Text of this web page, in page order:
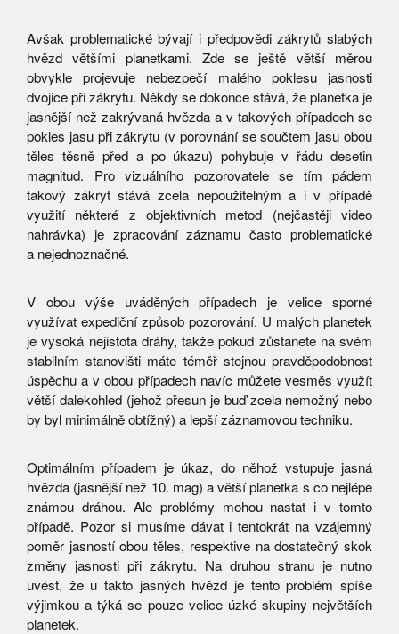
Avšak problematické bývají i předpovědi zákrytů slabých
hvězd většími planetkami. Zde se ještě větší měrou
obvykle projevuje nebezpečí malého poklesu jasnosti
dvojice při zákrytu. Někdy se dokonce stává, že planetka je
jasnější než zakrývaná hvězda a v takových případech se
pokles jasu při zákrytu (v porovnání se součtem jasu obou
těles těsně před a po úkazu) pohybuje v řádu desetin
magnitud. Pro vizuálního pozorovatele se tím pádem
takový zákryt stává zcela nepoužitelným a i v případě
využití některé z objektivních metod (nejčastěji video
nahrávka) je zpracování záznamu často problematické
a nejednoznačné.
V obou výše uváděných případech je velice sporné
využívat expediční způsob pozorování. U malých planetek
je vysoká nejistota dráhy, takže pokud zůstanete na svém
stabilním stanovišti máte téměř stejnou pravděpodobnost
úspěchu a v obou případech navíc můžete vesměs využít
větší dalekohled (jehož přesun je buď zcela nemožný nebo
by byl minimálně obtížný) a lepší záznamovou techniku.
Optimálním případem je úkaz, do něhož vstupuje jasná
hvězda (jasnější než 10. mag) a větší planetka s co nejlépe
známou dráhou. Ale problémy mohou nastat i v tomto
případě. Pozor si musíme dávat i tentokrát na vzájemný
poměr jasností obou těles, respektive na dostatečný skok
změny jasnosti při zákrytu. Na druhou stranu je nutno
uvést, že u takto jasných hvězd je tento problém spíše
výjimkou a týká se pouze velice úzké skupiny největších
planetek.